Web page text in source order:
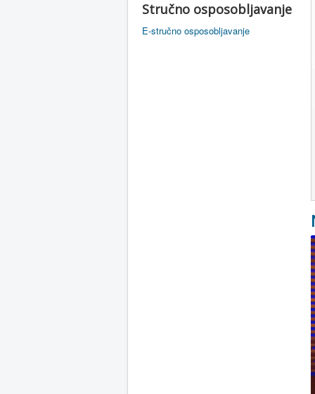
Stručno osposobljavanje
E-stručno osposobljavanje